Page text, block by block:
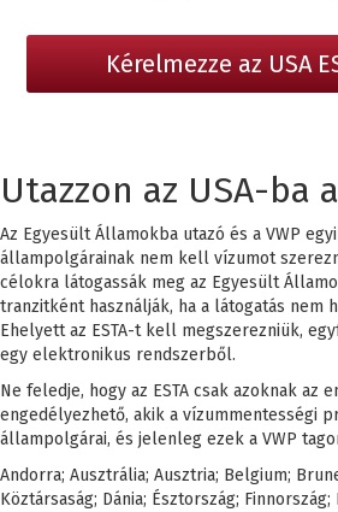
Kérelmezze az USA
Utazzon az USA-ba
Az Egyesült Államokba utazó és a VWP
állampolgárainak nem kell vízumot
célokra látogassák meg az Egyesült
tranzitként használják, ha a látogatás nem
Ehelyett az ESTA-t kell megszerezniük,
egy elektronikus rendszerből.
Ne feledje, hogy az ESTA csak azoknak az
engedélyezhető, akik a vízummentességi
állampolgárai, és jelenleg ezek a VWP
Andorra; Ausztrália; Ausztria; Belgium;
Köztársaság; Dánia; Észtország; Finnország;